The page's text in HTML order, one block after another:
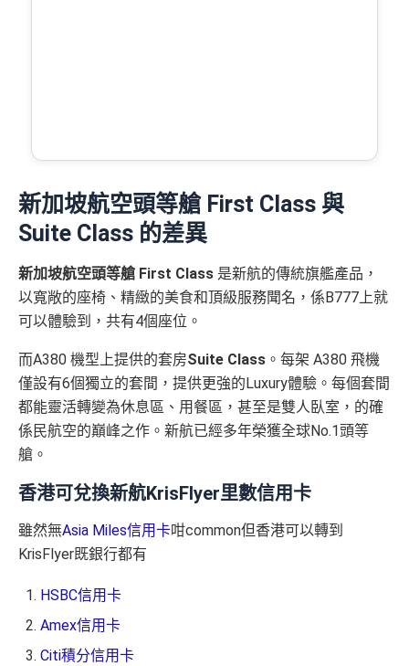
新加坡航空頭等艙 First Class 與
Suite Class 的差異
新加坡航空頭等艙 First Class 是新航的傳統旗艦產品，
以寬敞的座椅、精緻的美食和頂級服務聞名，係B777上就
可以體驗到，共有4個座位。
而A380 機型上提供的套房Suite Class 。每架 A380 飛機
僅設有6個獨立的套間，提供更強的Luxury體驗。每個套間
都能靈活轉變為休息區、用餐區，甚至是雙人臥室，的確
係民航空的巔峰之作。新航已經多年榮獲全球No.1頭等
艙。
香港可兌換新航KrisFlyer里數信用卡
雖然無Asia Miles信用卡咁common但香港可以轉到
KrisFlyer既銀行都有
HSBC信用卡
Amex信用卡
Citi積分信用卡